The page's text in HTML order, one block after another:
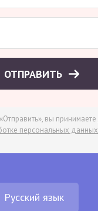
ОТПРАВИТЬ
вы принимаете
персональных данных
Русский язык